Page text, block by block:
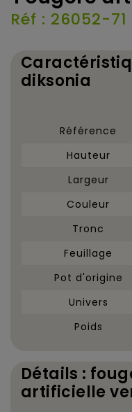
Réf : 26052-71
diksonia
Référence
Hauteur
Largeur
Couleur
Tronc
Feuillage
Pot d'origine
Univers
Poids
Détails :
artificielle